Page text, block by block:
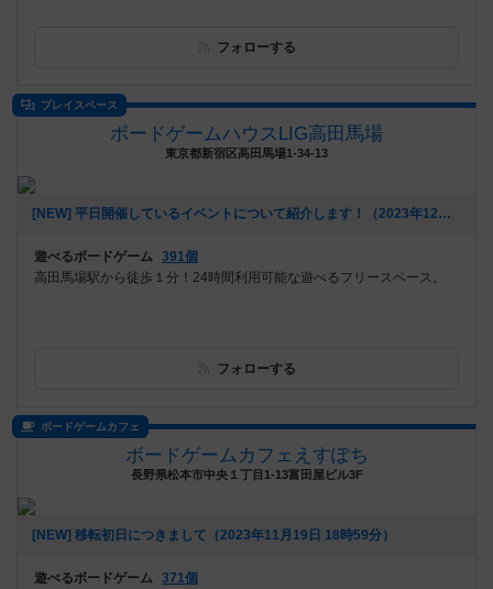
フォローする
プレイスペース
ボードゲームハウスLIG高田馬場
東京都新宿区高田馬場1-34-13
[NEW] 平日開催しているイベントについて紹介します！（2023年12月07日 17時20分）
遊べるボードゲーム 391個
高田馬場駅から徒歩１分！24時間利用可能な遊べるフリースペース。
フォローする
ボードゲームカフェ
ボードゲームカフェえすぽち
長野県松本市中央１丁目1-13富田屋ビル3F
[NEW] 移転初日につきまして（2023年11月19日 18時59分）
遊べるボードゲーム 371個